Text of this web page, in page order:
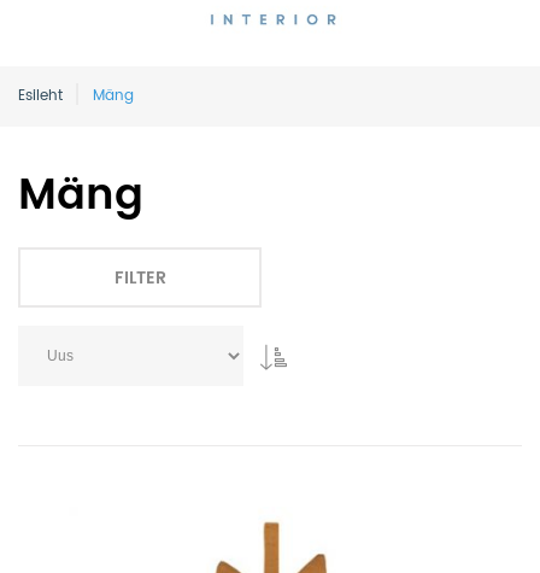
Esileht Mäng
Mäng
FILTER